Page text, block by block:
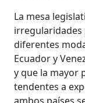
La mesa
irregularidades
diferentes
Ecuador y
y que la mayor
tendentes a